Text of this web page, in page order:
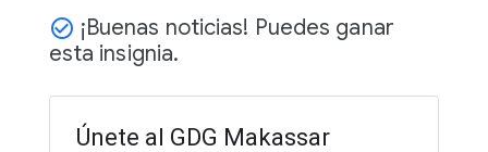
check_circle_outline ¡Buenas noticias! Puedes ganar
esta insignia.
Únete al GDG Makassar